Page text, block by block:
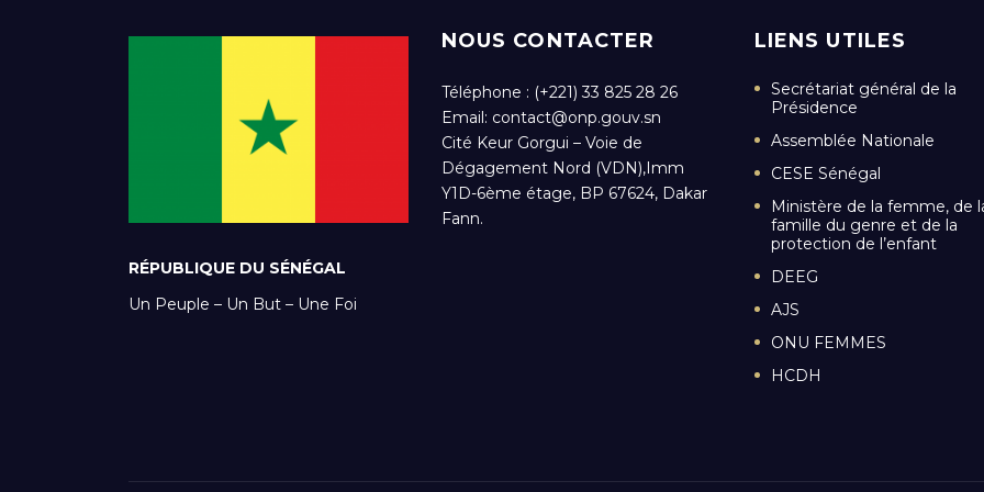
RÉPUBLIQUE DU SÉNÉGAL
Un Peuple – Un But – Une Foi
NOUS CONTACTER
Téléphone : (+221) 33 825 28 26
Email: contact@onp.gouv.sn
Cité Keur Gorgui – Voie de
Dégagement Nord (VDN),Imm
Y1D-6ème étage, BP 67624, Dakar
Fann.
LIENS UTILES
Secrétariat général de la
Présidence
Assemblée Nationale
CESE Sénégal
Ministère de la femme, de
famille du genre et de la
protection de l’enfant
DEEG
AJS
ONU FEMMES
HCDH